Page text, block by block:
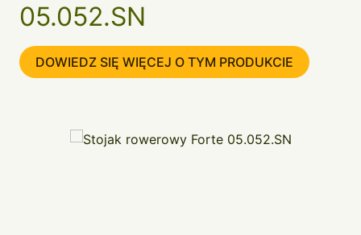
05.052.SN
DOWIEDZ SIĘ WIĘCEJ O TYM PRODUKCIE